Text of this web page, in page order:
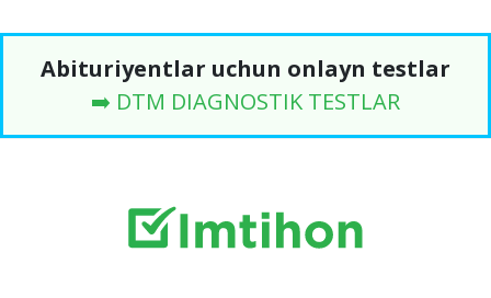
Abituriyentlar uchun onlayn testlar
➡️ DTM DIAGNOSTIK TESTLAR